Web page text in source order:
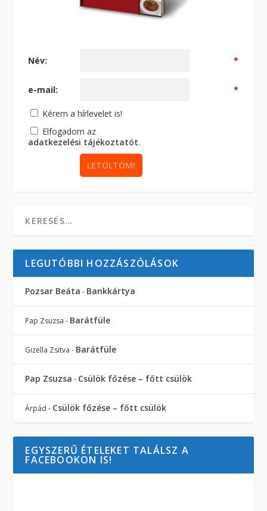
Név: *
e-mail: *
Kérem a hírlevelet is!
Elfogadom az
adatkezelési tájékoztatót.
LEGUTÓBBI HOZZÁSZÓLÁSOK
Pozsar Beáta - Bankkártya
Pap Zsuzsa - Barátfüle
Gizella Zsitva - Barátfüle
Pap Zsuzsa - Csülök főzése – főtt csülök
Árpád - Csülök főzése – főtt csülök
EGYSZERŰ ÉTELEKET TALÁLSZ A
FACEBOOKON IS!